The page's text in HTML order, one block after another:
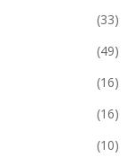
(33)
(49)
(16)
(16)
(10)